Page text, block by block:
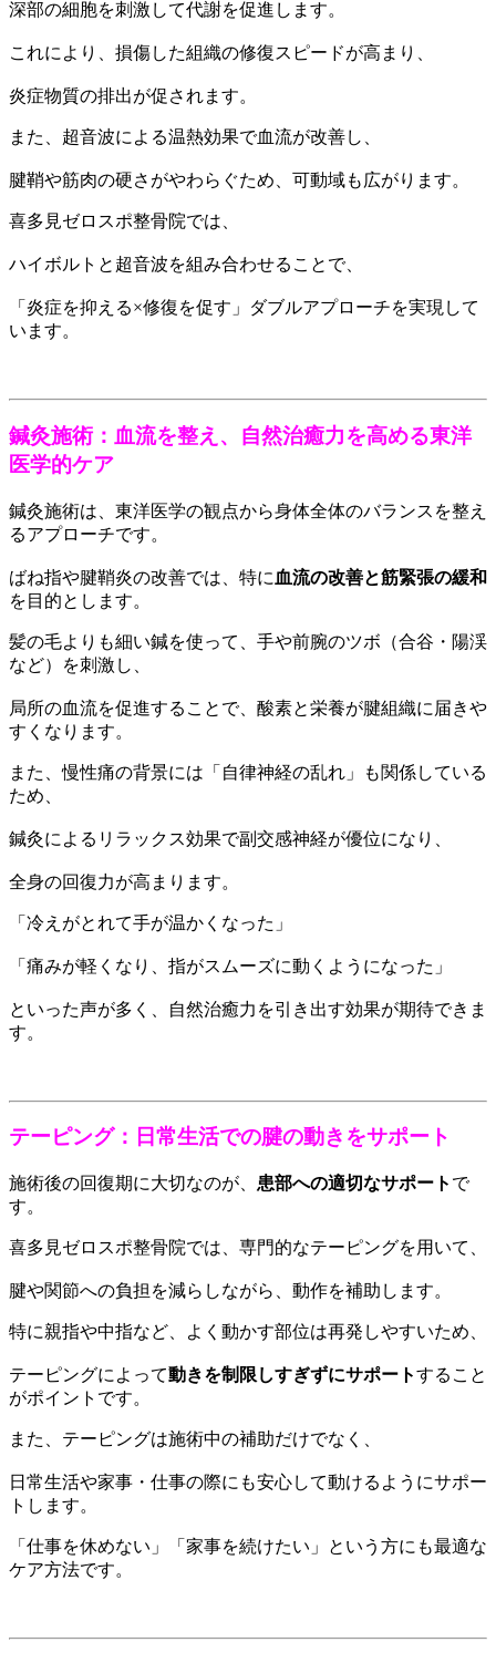
深部の細胞を刺激して代謝を促進します。
これにより、損傷した組織の修復スピードが高まり、
炎症物質の排出が促されます。
また、超音波による温熱効果で血流が改善し、
腱鞘や筋肉の硬さがやわらぐため、可動域も広がります。
喜多見ゼロスポ整骨院では、
ハイボルトと超音波を組み合わせることで、
「炎症を抑える×修復を促す」ダブルアプローチを実現して
います。
鍼灸施術：血流を整え、自然治癒力を高める東洋
医学的ケア
鍼灸施術は、東洋医学の観点から身体全体のバランスを整え
るアプローチです。
ばね指や腱鞘炎の改善では、特に 血流の改善と筋緊張の緩和
を目的とします。
髪の毛よりも細い鍼を使って、手や前腕のツボ（合谷・陽渓
など）を刺激し、
局所の血流を促進することで、酸素と栄養が腱組織に届きや
すくなります。
また、慢性痛の背景には「自律神経の乱れ」も関係している
ため、
鍼灸によるリラックス効果で副交感神経が優位になり、
全身の回復力が高まります。
「冷えがとれて手が温かくなった」
「痛みが軽くなり、指がスムーズに動くようになった」
といった声が多く、自然治癒力を引き出す効果が期待できま
す。
テーピング：日常生活での腱の動きをサポート
施術後の回復期に大切なのが、 患部への適切なサポート で
す。
喜多見ゼロスポ整骨院では、専門的なテーピングを用いて、
腱や関節への負担を減らしながら、動作を補助します。
特に親指や中指など、よく動かす部位は再発しやすいため、
テーピングによって動きを制限しすぎずにサポートすること
がポイントです。
また、テーピングは施術中の補助だけでなく、
日常生活や家事・仕事の際にも安心して動けるようにサポー
トします。
「仕事を休めない」「家事を続けたい」という方にも最適な
ケア方法です。